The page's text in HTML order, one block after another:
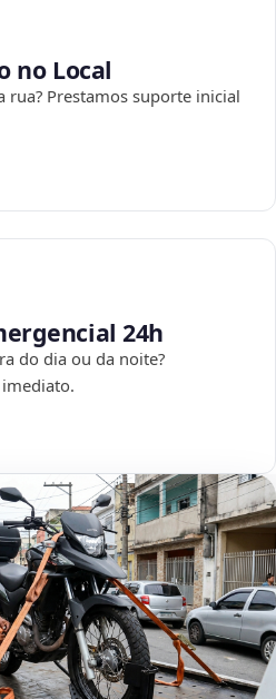
no Local
rua? Prestamos suporte inicial
24h
do dia ou da noite?